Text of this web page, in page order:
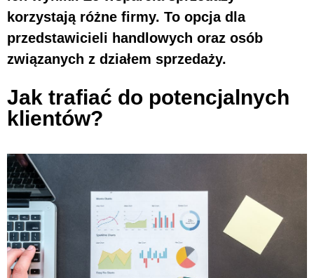
korzystają różne firmy. To opcja dla
przedstawicieli handlowych oraz osób
związanych z działem sprzedaży.
Jak trafiać do potencjalnych
klientów?